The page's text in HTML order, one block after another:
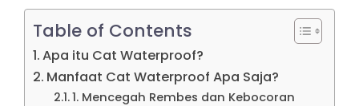
Table of Contents
Apa itu Cat Waterproof?
Manfaat Cat Waterproof Apa Saja?
1. Mencegah Rembes dan Kebocoran